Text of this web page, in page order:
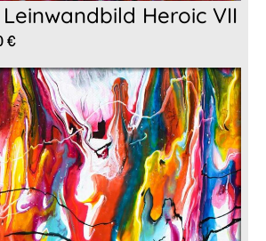
Heroic VII
€
bis
599,00 €